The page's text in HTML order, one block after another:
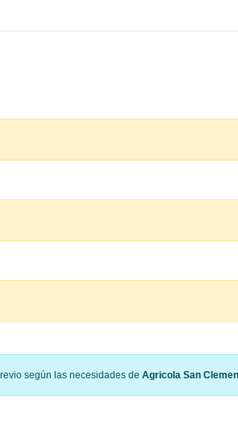
según las necesidades de Agricola San